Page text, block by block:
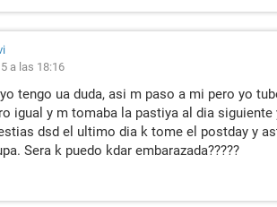
a las 18:16
tengo ua duda, asi m paso a mi pero yo
igual y m tomaba la pastiya al dia siguiente
dsd el ultimo dia k tome el postday y
Sera k puedo kdar embarazada?????